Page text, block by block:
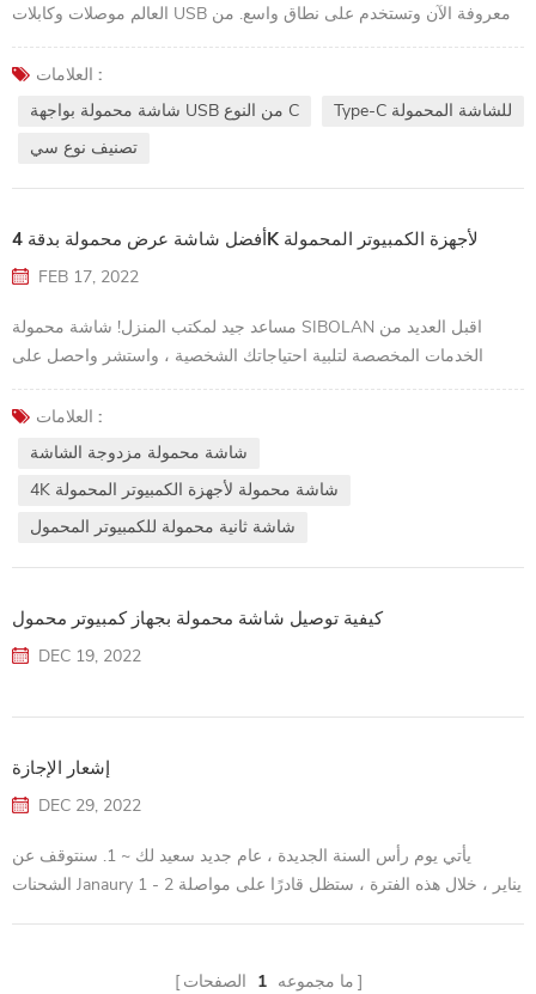
العالم موصلات وكابلات USB معروفة الآن وتستخدم على نطاق واسع. من
المحتمل أن يكون موصل USB الذي يعرفه الكثير من الأشخاص هو موصل
USB-A الضخم والمستطيل (أو USB من النوع A) الذي يستغرق بضع
، وجد المزيد والمزيد من المستخدمين نوعًا جديدًا من موصل USB ، موصل
USB-C (أو USB Type-C) ...
العلامات :
شاشة محمولة بواجهة USB من النوع C
Type-C للشاشة المحمولة
تصنيف نوع سي
أفضل شاشة عرض محمولة بدقة 4K لأجهزة الكمبيوتر المحمولة
FEB 17, 2022
مساعد جيد لمكتب المنزل! شاشة محمولة SIBOLAN اقبل العديد من
الخدمات المخصصة لتلبية احتياجاتك الشخصية ، واستشر واحصل على
المزيد من أسعار العينات!
العلامات :
شاشة محمولة مزدوجة الشاشة
4K شاشة محمولة لأجهزة الكمبيوتر المحمولة
شاشة ثانية محمولة للكمبيوتر المحمول
كيفية توصيل شاشة محمولة بجهاز كمبيوتر محمول
DEC 19, 2022
إشعار الإجازة
DEC 29, 2022
يأتي يوم رأس السنة الجديدة ، عام جديد سعيد لك ~ 1. سنتوقف عن
الشحنات Janaury 1 - 2 يناير ، خلال هذه الفترة ، ستظل قادرًا على مواصلة
نقوم بالرد على بريدك في غضون 24 ~ 48 ساعة ، إذا كان هناك أي إزعاج ،
ما مجموعه 1 الصفحات